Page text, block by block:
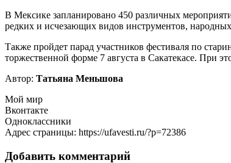
В Мексике запланировано 450 различных
редких и исчезающих видов инструментов,
Также пройдет парад участников фестиваля по
торжественной форме 7 августа в Сакатекасе. При
Автор: Татьяна Меньшова
Мой мир
Вконтакте
Одноклассники
Адрес страницы: https://ufavesti.ru/?p=72386
Добавить комментарий